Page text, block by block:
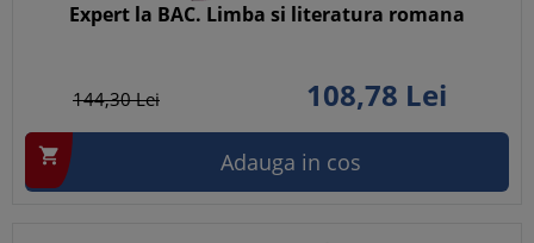
Expert la BAC. Limba si literatura romana
144,30Lei 108,78 Lei
 Adauga in cos